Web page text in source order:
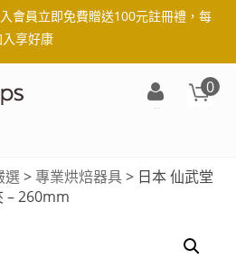
會員立即免費贈送100元註冊禮，每
享好康
0
冊
選>專業烘焙器具> 日本 仙武堂
– 260mm